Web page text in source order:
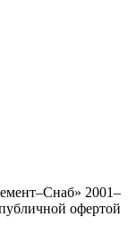
2001–
офертой